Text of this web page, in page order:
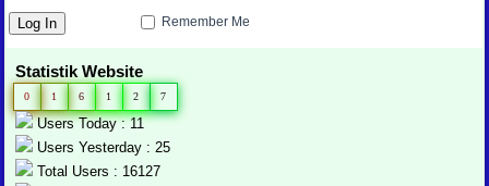
Remember Me
Statistik Website
0 1 6 1 2 7
Users Today : 11
Users Yesterday : 25
Total Users : 16127